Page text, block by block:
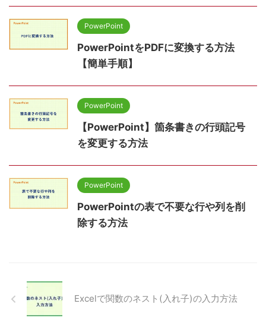
PowerPoint
PowerPointをPDFに変換する方法
【簡単手順】
PowerPoint
【PowerPoint】箇条書きの行頭記号
を変更する方法
PowerPoint
PowerPointの表で不要な行や列を削
除する方法
Excelで関数のネスト(入れ子)の入力方法